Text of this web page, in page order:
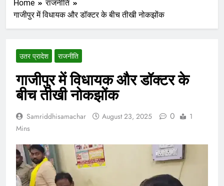
Home
राजनीति
गाजीपुर में विधायक और डॉक्टर के बीच तीखी नोकझोंक
उतर प्रादेश राजनीति
गाजीपुर में विधायक और डॉक्टर के
बीच तीखी नोकझोंक
Samriddhisamachar August 23, 2025 0
1
Mins